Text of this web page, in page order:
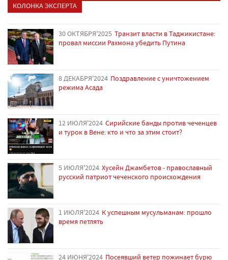
КОЛОНКА ЭКСПЕРТА
30 ОКТЯБРЯ'2025 Транзит власти в Таджикистане:
провал миссии Рахмона убедить Путина
8 ДЕКАБРЯ'2024 Поздравление с уничтожением
режима Асада
12 ИЮЛЯ'2024 Сирийские банды против чеченцев
и турок в Вене: кто и что за этим стоит?
5 ИЮЛЯ'2024 Хусейн Джамбетов - православный
русский патриот чеченского происхождения
1 ИЮЛЯ'2024 К успешным мусульманам: прошло
время петлять
24 ИЮНЯ'2024 Посеявший ветер пожинает бурю